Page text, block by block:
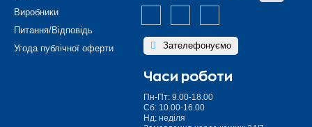
Виробники
Питання/Відповідь
Угода публічної оферти
Зателефонуємо
Часи роботи
Пн-Пт: 9.00-18.00
Сб: 10.00-16.00
Нд: неділя